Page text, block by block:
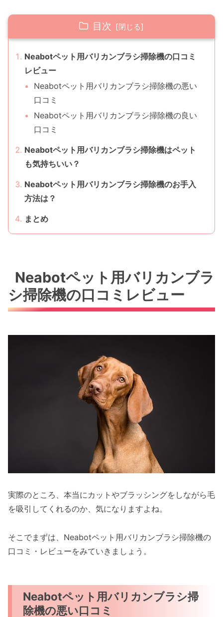
目次
Neabotペット用バリカンブラシ掃除機の口コミ
レビュー
Neabotペット用バリカンブラシ掃除機の悪い
口コミ
Neabotペット用バリカンブラシ掃除機の良い
口コミ
Neabotペット用バリカンブラシ掃除機はペット
も気持ちいい？
Neabotペット用バリカンブラシ掃除機のお手入
方法は？
まとめ
Neabotペット用バリカンブラ
シ掃除機の口コミレビュー
実際のところ、本当にカットやブラッシングをしながら毛
を吸引してくれるのか、気になりますよね。
そこでまずは、Neabotペット用バリカンブラシ掃除機の
口コミ・レビューをみていきましょう。
Neabotペット用バリカンブラシ掃
除機の悪い口コミ